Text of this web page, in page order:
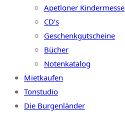
Apetloner Kindermesse
CD’s
Geschenkgutscheine
Bücher
Notenkatalog
Mietkaufen
Tonstudio
Die Burgenländer